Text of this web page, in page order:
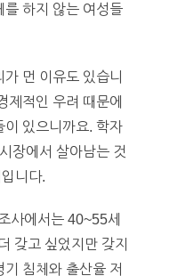
를 하지 않는 여성들
먼 이유도 있습니
제적인 우려 때문에
이 있으니까요. 학자
장에서 살아남는 것
니다.
사에서는 40~55세
갖고 싶었지만 갖지
침체와 출산율 저